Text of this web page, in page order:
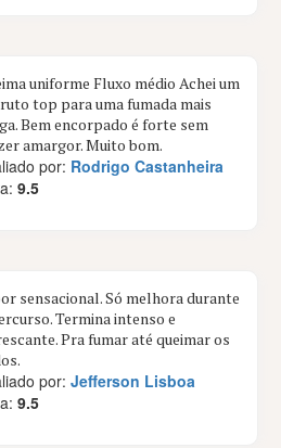
uniforme Fluxo médio Achei um
top para uma fumada mais
Bem encorpado é forte sem
amargor. Muito bom.
por: Rodrigo Castanheira
9.5
sensacional. Só melhora durante
Termina intenso e
Pra fumar até queimar os
por:Jefferson Lisboa
9.5